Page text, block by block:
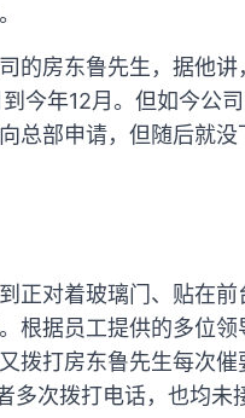
的房东鲁先生，据他
今年12月。但如今公
总部申请，但随后就没
正对着玻璃门、贴在
根据员工提供的多位
拨打房东鲁先生每次
多次拨打电话，也均未